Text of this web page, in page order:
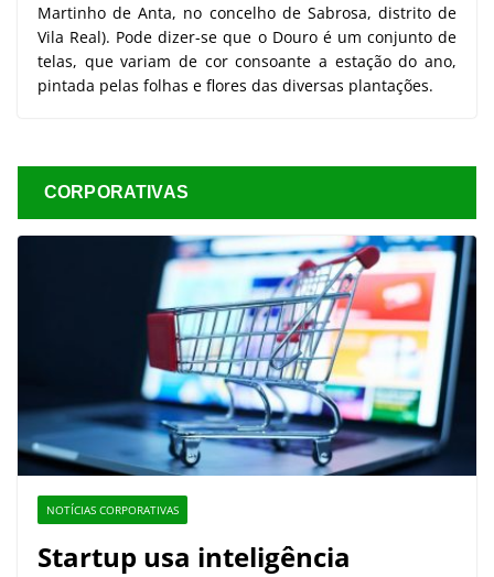
Martinho de Anta, no concelho de Sabrosa, distrito de
Vila Real). Pode dizer-se que o Douro é um conjunto de
telas, que variam de cor consoante a estação do ano,
pintada pelas folhas e flores das diversas plantações.
CORPORATIVAS
NOTÍCIAS CORPORATIVAS
Startup usa inteligência